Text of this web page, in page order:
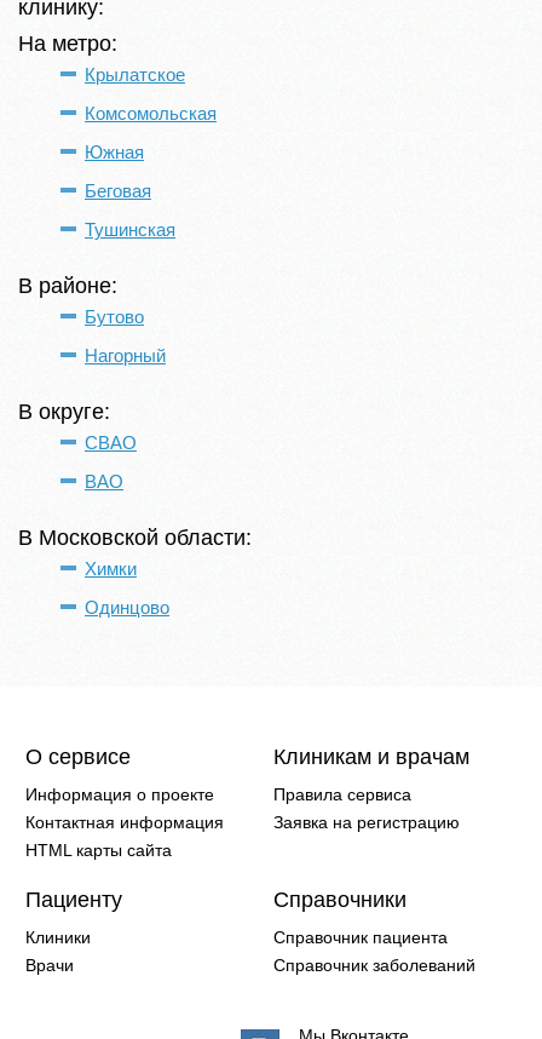
клинику:
На метро:
Крылатское
Комсомольская
Южная
Беговая
Тушинская
В районе:
Бутово
Нагорный
В округе:
СВАО
ВАО
В Московской области:
Химки
Одинцово
О сервисе
Информация о проекте
Контактная информация
HTML карты сайта
Клиникам и врачам
Правила сервиса
Заявка на регистрацию
Пациенту
Клиники
Врачи
Справочники
Справочник пациента
Справочник заболеваний